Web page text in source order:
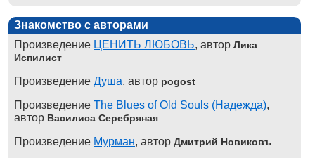
Знакомство с авторами
Произведение ЦЕНИТЬ ЛЮБОВЬ, автор Лика
Испилист
Произведение Душа, автор pogost
Произведение The Blues of Old Souls (Надежда),
автор Василиса Серебряная
Произведение Мурман, автор Дмитрий Новиковъ